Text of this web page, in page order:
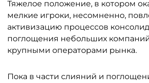
Тяжелое положение, в котором
мелкие игроки, несомненно,
активизацию процессов
поглощения небольших
крупными операторами рынка.
Пока в части слияний и